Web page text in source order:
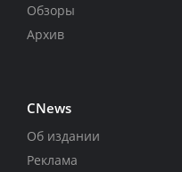
Обзоры
Архив
CNews
Об издании
Реклама